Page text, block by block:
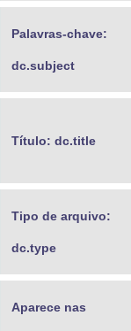
Palavras-chave:
dc.subject
Título: dc.title
Tipo de arquivo:
dc.type
Aparece nas